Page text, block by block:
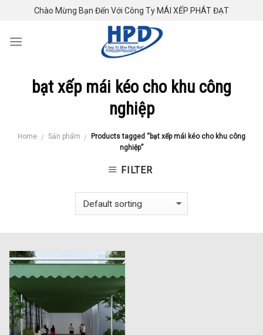
content
Chào Mừng Bạn Đến Với Công Ty MÁI XẾP PHÁT ĐẠT
bạt xếp mái kéo cho khu công
nghiệp
Home / Sản phẩm /
Products tagged “bạt xếp mái kéo cho khu công
nghiệp”
FILTER